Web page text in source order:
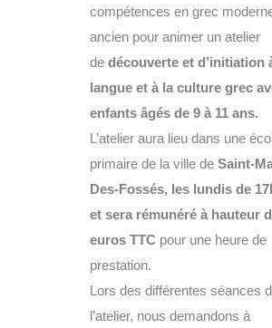
compétences en grec
ancien pour animer un atelier
de découverte et d’initiation
langue et à la culture grec
enfants âgés de 9 à 11 ans.
L’atelier aura lieu dans une
primaire de la ville de Saint-
Des-Fossés, les lundis de
et sera rémunéré à hauteur
euros TTC pour une heure de
prestation.
Lors des différentes séances
l’atelier, nous demandons à